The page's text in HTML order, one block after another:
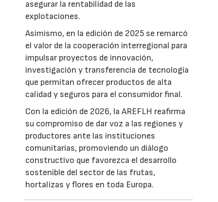
asegurar la rentabilidad de las
explotaciones.
Asimismo, en la edición de 2025 se remarcó
el valor de la cooperación interregional para
impulsar proyectos de innovación,
investigación y transferencia de tecnología
que permitan ofrecer productos de alta
calidad y seguros para el consumidor final.
Con la edición de 2026, la AREFLH reafirma
su compromiso de dar voz a las regiones y
productores ante las instituciones
comunitarias, promoviendo un diálogo
constructivo que favorezca el desarrollo
sostenible del sector de las frutas,
hortalizas y flores en toda Europa.